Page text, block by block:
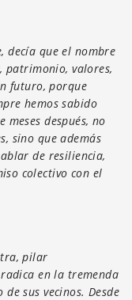
decía que el nombre
patrimonio, valores,
futuro, porque
hemos sabido
después, no
sino que además
de resiliencia,
colectivo con el
pilar
en la tremenda
sus vecinos. Desde